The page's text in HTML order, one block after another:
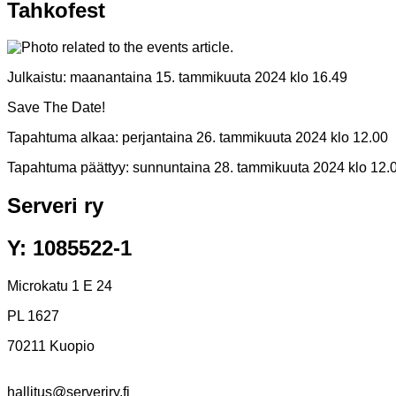
Tahkofest
Julkaistu: maanantaina 15. tammikuuta 2024 klo 16.49
Save The Date!
Tapahtuma alkaa: perjantaina 26. tammikuuta 2024 klo 12.00
Tapahtuma päättyy: sunnuntaina 28. tammikuuta 2024 klo
Serveri ry
Y: 1085522-1
Microkatu 1 E 24
PL 1627
70211 Kuopio
hallitus@serveriry.fi